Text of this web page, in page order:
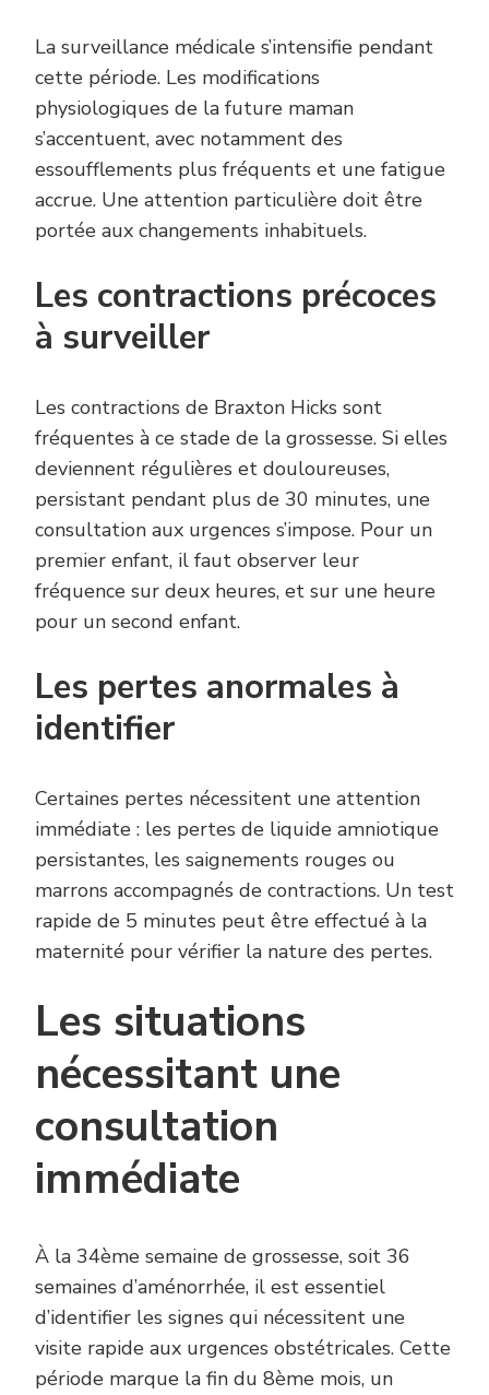
La surveillance médicale s’intensifie pendant
cette période. Les modifications
physiologiques de la future maman
s’accentuent, avec notamment des
essoufflements plus fréquents et une fatigue
accrue. Une attention particulière doit être
portée aux changements inhabituels.
Les contractions précoces
à surveiller
Les contractions de Braxton Hicks sont
fréquentes à ce stade de la grossesse. Si elles
deviennent régulières et douloureuses,
persistant pendant plus de 30 minutes, une
consultation aux urgences s’impose. Pour un
premier enfant, il faut observer leur
fréquence sur deux heures, et sur une heure
pour un second enfant.
Les pertes anormales à
identifier
Certaines pertes nécessitent une attention
immédiate : les pertes de liquide amniotique
persistantes, les saignements rouges ou
marrons accompagnés de contractions. Un test
rapide de 5 minutes peut être effectué à la
maternité pour vérifier la nature des pertes.
Les situations
nécessitant une
consultation
immédiate
À la 34ème semaine de grossesse, soit 36
semaines d’aménorrhée, il est essentiel
d’identifier les signes qui nécessitent une
visite rapide aux urgences obstétricales. Cette
période marque la fin du 8ème mois, un